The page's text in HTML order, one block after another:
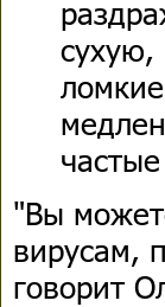
"Вы
вирусам,
говорит